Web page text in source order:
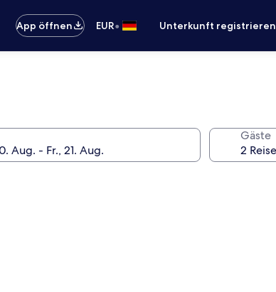
App öffnen
EUR• Unterkunft registrieren
Gäste